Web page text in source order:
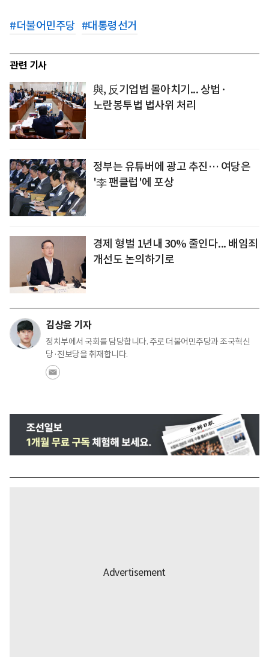
#더불어민주당 #대통령선거
관련 기사
與, 反기업법 몰아치기... 상법·
노란봉투법 법사위 처리
정부는 유튜버에 광고 추진… 여당은
'李 팬클럽'에 포상
경제 형벌 1년내 30% 줄인다... 배임죄
개선도 논의하기로
김상윤 기자
정치부에서 국회를 담당합니다. 주로 더불어민주당과 조국혁신
당·진보당을 취재합니다.